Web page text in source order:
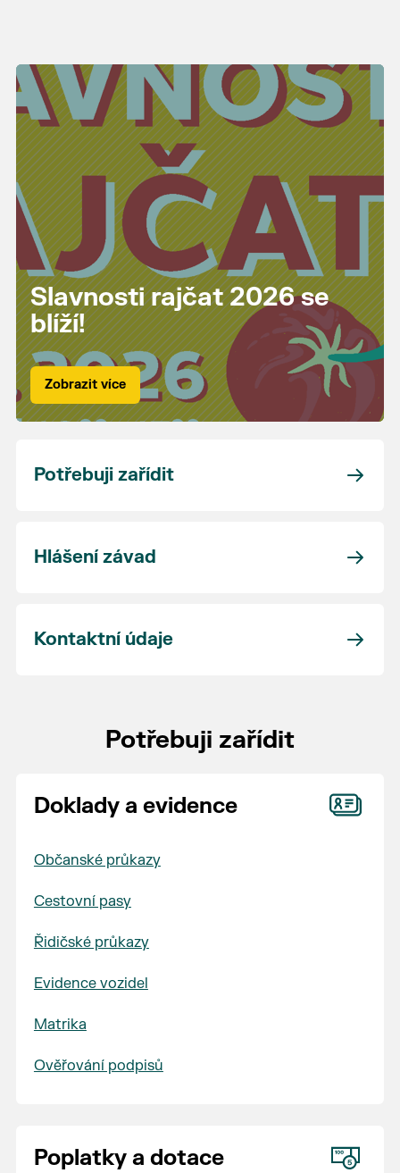
Slavnosti rajčat 2026 se
blíží!
Zobrazit více
Potřebuji zařídit
Hlášení závad
Kontaktní údaje
Potřebuji zařídit
Doklady a evidence
Občanské průkazy
Cestovní pasy
Řidičské průkazy
Evidence vozidel
Matrika
Ověřování podpisů
Poplatky a dotace